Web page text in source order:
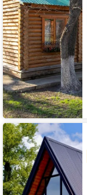
База
отдыха
РЕКА
&
ПЕСОК